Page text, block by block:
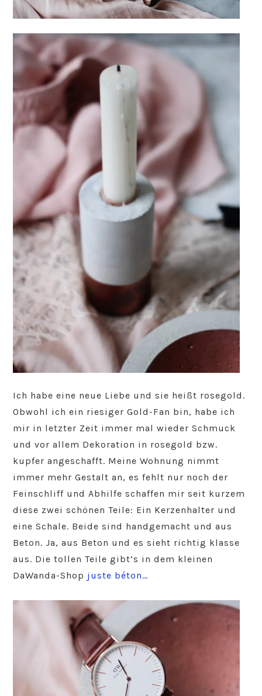
Ich habe eine neue Liebe und sie heißt rosegold.
Obwohl ich ein riesiger Gold-Fan bin, habe ich
mir in letzter Zeit immer mal wieder Schmuck
und vor allem Dekoration in rosegold bzw.
kupfer angeschafft. Meine Wohnung nimmt
immer mehr Gestalt an, es fehlt nur noch der
Feinschliff und Abhilfe schaffen mir seit kurzem
diese zwei schönen Teile: Ein Kerzenhalter und
eine Schale. Beide sind handgemacht und aus
Beton. Ja, aus Beton und es sieht richtig klasse
aus. Die tollen Teile gibt’s in dem kleinen
DaWanda-Shop juste béton…